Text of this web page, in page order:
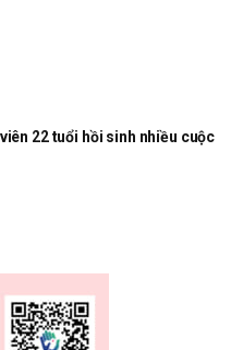
22 tuổi hồi sinh nhiều cuộc